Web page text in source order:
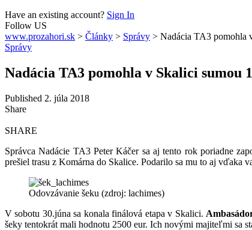
Have an existing account? Sign In
Follow US
www.prozahori.sk > Články > Správy > Nadácia TA3 pomohla
Správy
Nadácia TA3 pomohla v Skalici sumou
Published 2. júla 2018
Share
SHARE
Správca Nadácie TA3 Peter Káčer sa aj tento rok poriadne
prešiel trasu z Komárna do Skalice. Podarilo sa mu to aj vďaka
Odovzávanie šeku (zdroj: lachimes)
V sobotu 30.júna sa konala finálová etapa v Skalici.
šeky tentokrát mali hodnotu 2500 eur. Ich novými majiteľmi sa